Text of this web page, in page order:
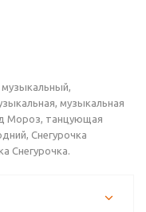
музыкальная
Мороз, танцующая
Снегурочка
Снегурочка.